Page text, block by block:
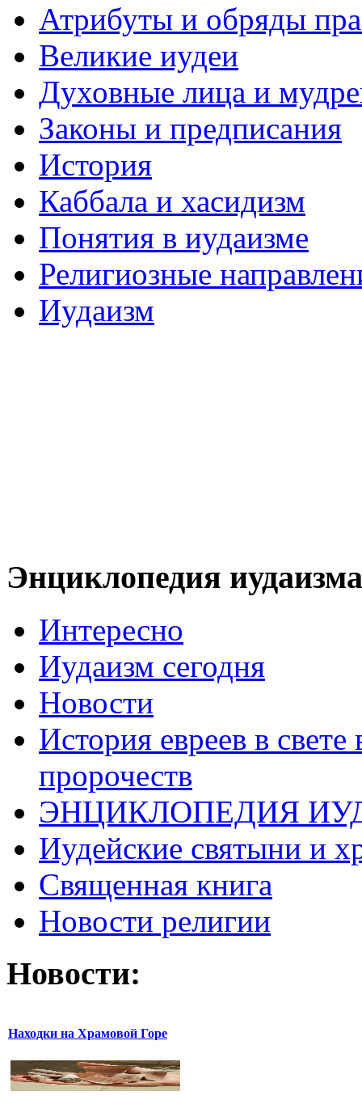
Атрибуты и обряды
Великие иудеи
Духовные лица и
Законы и предписания
История
Каббала и хасидизм
Понятия в иудаизме
Религиозные
Иудаизм
Энциклопедия иудаизма
Интересно
Иудаизм сегодня
Новости
История евреев в
пророчеств
ЭНЦИКЛОПЕДИЯ
Иудейские святыни и
Священная книга
Новости религии
Новости:
Находки на Храмовой Горе